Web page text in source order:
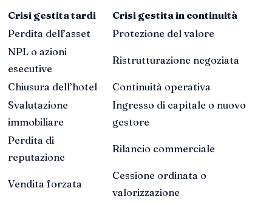
Crisi gestita tardi
Crisi gestita in continuità
Perdita dell’asset
Protezione del valore
NPL o azioni
esecutive
Ristrutturazione negoziata
Chiusura dell’hotel
Continuità operativa
Svalutazione
immobiliare
Ingresso di capitale o nuovo
gestore
Perdita di
reputazione
Rilancio commerciale
Vendita forzata
Cessione ordinata o
valorizzazione